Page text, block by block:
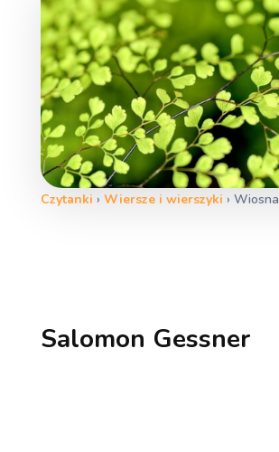
Czytanki › Wiersze i wierszyki › Wiosna
Salomon Gessner